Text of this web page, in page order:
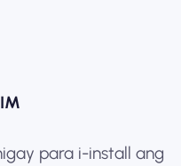
para i-install ang